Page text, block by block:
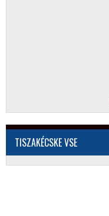
TISZAKÉCSKE VSE